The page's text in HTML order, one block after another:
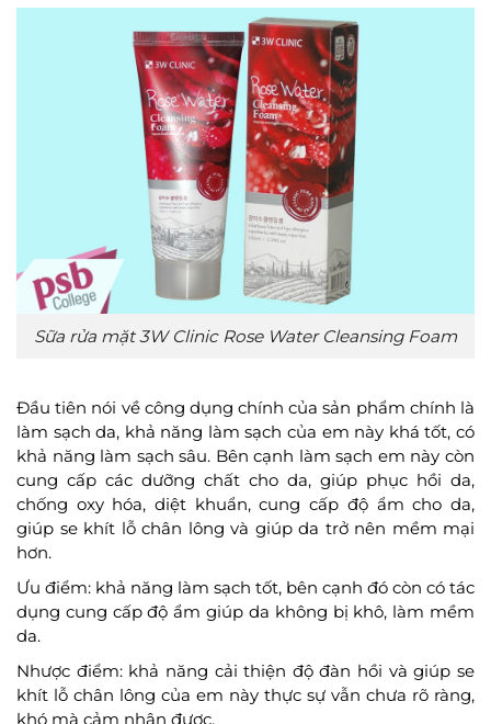
Sữa rửa mặt 3W Clinic Rose Water Cleansing Foam
Đầu tiên nói về công dụng chính của sản phẩm chính là
làm sạch da, khả năng làm sạch của em này khá tốt, có
khả năng làm sạch sâu. Bên cạnh làm sạch em này còn
cung cấp các dưỡng chất cho da, giúp phục hồi da,
chống oxy hóa, diệt khuẩn, cung cấp độ ẩm cho da,
giúp se khít lỗ chân lông và giúp da trở nên mềm mại
hơn.
Ưu điểm: khả năng làm sạch tốt, bên cạnh đó còn có tác
dụng cung cấp độ ẩm giúp da không bị khô, làm mềm
da.
Nhược điểm: khả năng cải thiện độ đàn hồi và giúp se
khít lỗ chân lông của em này thực sự vẫn chưa rõ ràng,
khó mà cảm nhận được.